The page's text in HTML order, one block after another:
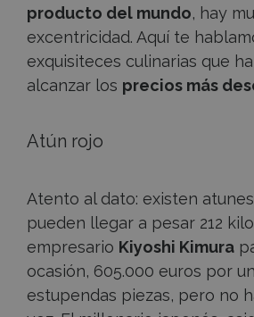
producto del mundo, hay
excentricidad. Aquí te
exquisiteces culinarias que
alcanzar los precios más
Atún rojo
Atento al dato: existen
pueden llegar a pesar 212
empresario Kiyoshi Kimura
ocasión, 605.000 euros por
estupendas piezas, pero no